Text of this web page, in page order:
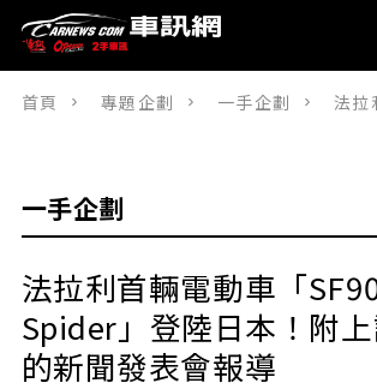
首頁 專題企劃 一手企劃 法拉利首輛電動車
一手企劃
法拉利首輛電動車「
Spider」登陸日本！附
的新聞發表會報導